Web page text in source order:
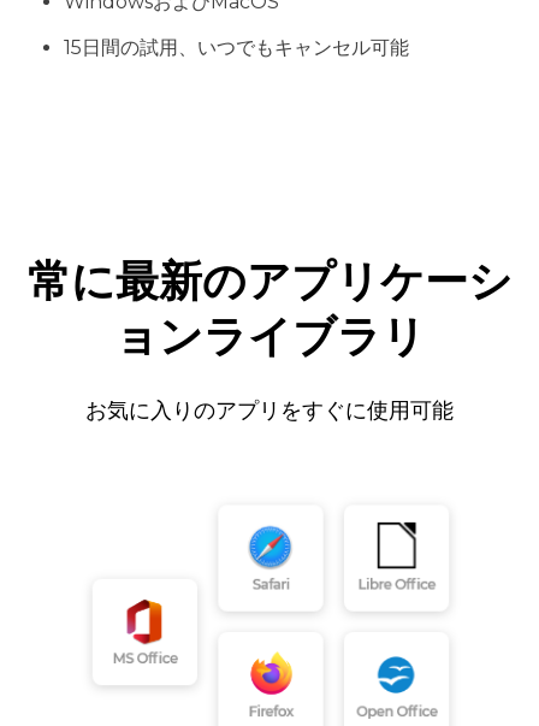
15日間の試用、いつでもキャンセル可能
常に最新のアプリケーシ
ョンライブラリ
お気に入りのアプリをすぐに使用可能